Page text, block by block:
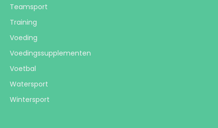
Teamsport
Training
Voeding
Voedingssupplementen
Voetbal
Watersport
Wintersport